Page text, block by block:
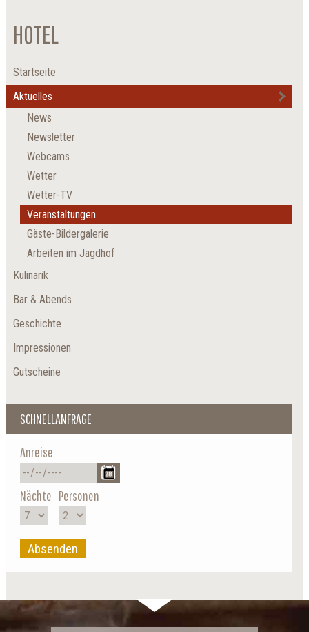
HOTEL
Startseite
Aktuelles
News
Newsletter
Webcams
Wetter
Wetter-TV
Veranstaltungen
Gäste-Bildergalerie
Arbeiten im Jagdhof
Kulinarik
Bar & Abends
Geschichte
Impressionen
Gutscheine
SCHNELLANFRAGE
Anreise
Nächte Personen
Absenden